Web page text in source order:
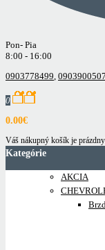
Pon- Pia
8:00 - 16:00
0903778499, 0903900507
0
0.00€
Váš nákupný košík je
Kategórie
AKCIA